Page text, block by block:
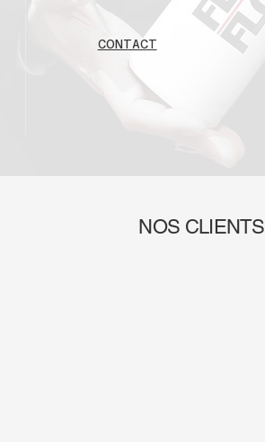
CONTACT
NOS CLIENTS